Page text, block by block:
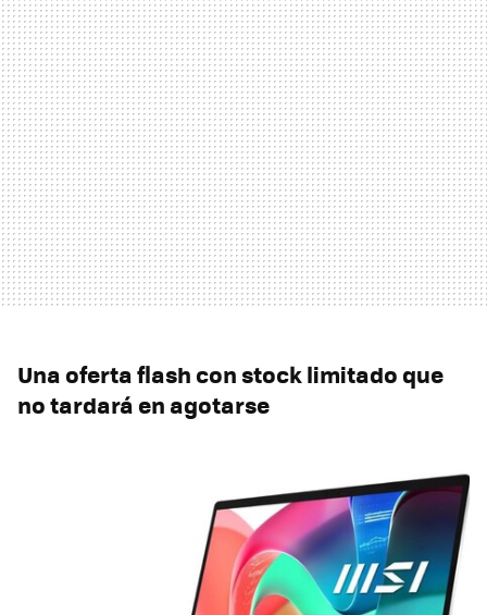
Una oferta flash con stock limitado que
no tardará en agotarse